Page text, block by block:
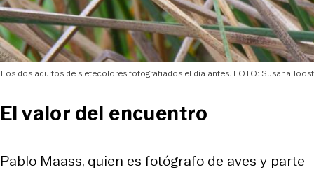
Los dos adultos de sietecolores fotografiados el día antes. FOTO: Susana Joost
El valor del encuentro
Pablo Maass, quien es fotógrafo de aves y parte